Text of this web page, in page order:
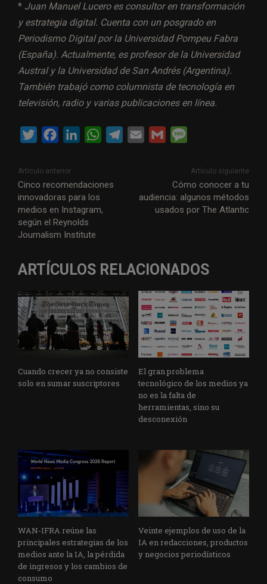
* Juan Manuel Lucero es consultor en transformación
y estrategia digital. Cuenta con un posgrado en
Periodismo Digital por la Universidad Pompeu Fabra
(España). Actualmente, es profesor de la Universidad
Austral y la Universidad de San Andrés (Argentina).
También trabajó como columnista de tecnología en
televisión, radio y varias publicaciones en línea.
i
t
t
e
r
c
e
b
o
o
k
e
d
I
W
t
l
l
s
s
a
g
Artículo anterior
Cinco recomendaciones
innovadoras para los
medios en Instagram,
según el Reynolds
Journalism Institute
Artículo siguiente
Cómo conocer a tu
audiencia: algunos métodos
usados por The Atlantic
ARTÍCULOS RELACIONADOS
Cuando crecer ya no consiste
solo en sumar suscriptores
El gran problema
tecnológico de los medios ya
no es la falta de
herramientas, sino su
desconexión
WAN-IFRA reúne las
principales estrategias de los
medios ante la IA, la pérdida
de ingresos y los cambios de
consumo
Veinte ejemplos de uso de la
IA en redacciones, productos
y negocios periodísticos